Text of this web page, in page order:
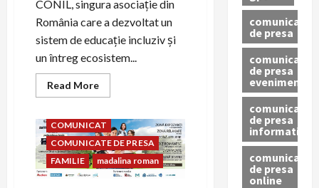
CONIL, singura asociație din
România care a dezvoltat un
sistem de educație incluziv și
un întreg ecosistem...
Read MoreRead
more
VALURI
DE
BINE!
antrepremame
COMUNICAT
COMUNICATE DE PRESA
FAMILIE
madalina roman
comunicat
de presa
comunicat
de presa
eveniment
comunicat
de presa
informativ
comunicat
de presa
online